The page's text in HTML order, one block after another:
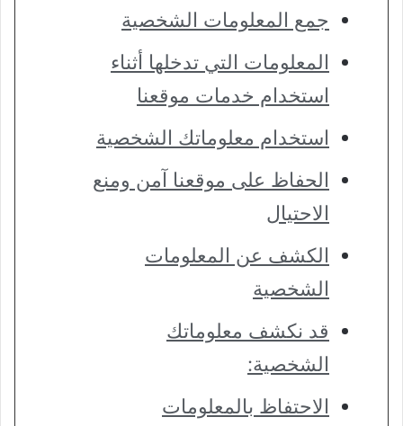
جمع المعلومات الشخصية
المعلومات التي تدخلها أثناء
استخدام خدمات موقعنا
استخدام معلوماتك الشخصية
الحفاظ على موقعنا آمن ومنع
الاحتيال
الكشف عن المعلومات
الشخصية
قد نكشف معلوماتك
الشخصية:
الاحتفاظ بالمعلومات